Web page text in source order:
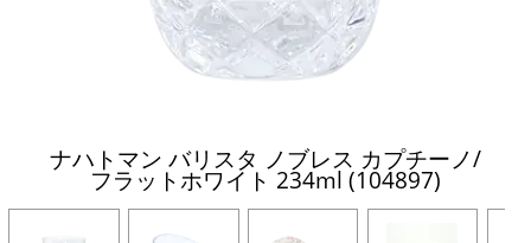
ナハトマン バリスタ ノブレス カプチーノ/
フラットホワイト 234ml (104897)